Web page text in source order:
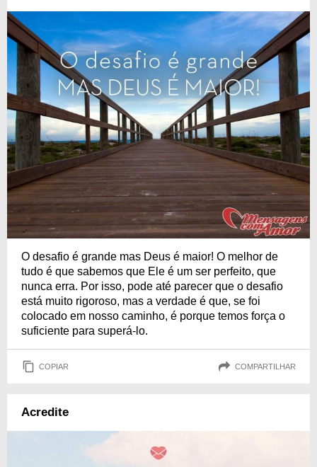
O desafio é grande mas Deus é maior! O melhor de
tudo é que sabemos que Ele é um ser perfeito, que
nunca erra. Por isso, pode até parecer que o desafio
está muito rigoroso, mas a verdade é que, se foi
colocado em nosso caminho, é porque temos força o
suficiente para superá-lo.
COPIAR COMPARTILHAR
Acredite